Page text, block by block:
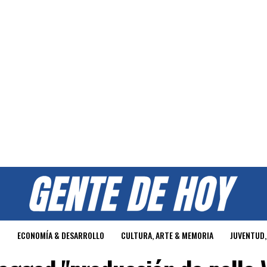
ECONOMÍA & DESARROLLO CULTURA, ARTE & MEMORIA